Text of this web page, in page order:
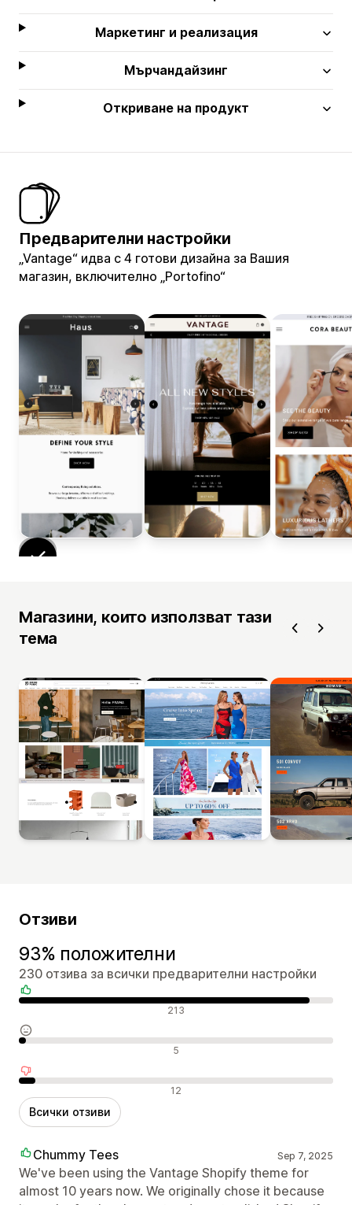
Маркетинг и реализация
Мърчандайзинг
Откриване на продукт
Предварителни настройки
„Vantage“ идва с 4 готови дизайна за Вашия
магазин, включително „Portofino“
Магазини, които използват тази
тема
Отзиви
93% положителни
230 отзива за всички предварителни настройки
Положителни отзиви 213
Неутрални отзиви 5
Отрицателни отзиви 12
Всички отзиви
Chummy Tees Sep 7, 2025
We've been using the Vantage Shopify theme for
almost 10 years now. We originally chose it because